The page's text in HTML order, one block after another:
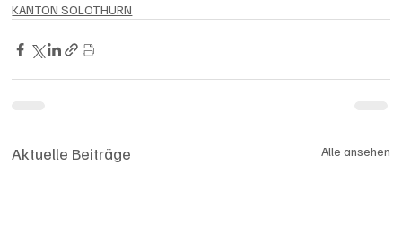
KANTON SOLOTHURN
Aktuelle Beiträge Alle ansehen